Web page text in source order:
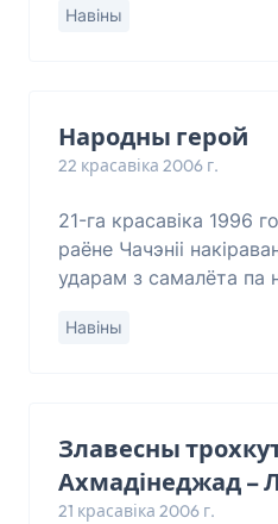
Маскве мэтадалёгію
Навіны
Народны герой
22 красавіка 2006 г.
21-га красавіка 1996
раёне Чачэніі
ударам з самалёта па
прэзыдэнт Джахар
Навіны
Злавесны
Ахмадінеджад –
21 красавіка 2006 г.